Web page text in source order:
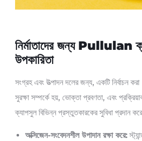
নির্মাতাদের জন্য Pullulan
উপকারিতা
সংগ্রহ এবং উত্পাদন দলের জন্য, একটি নির্বাচন করা
সুরক্ষা সম্পর্কে হয়, ভোক্তা প্রবণতা, এবং
ক্যাপসুল বিভিন্ন প্রস্তুতকারকের সুবিধা প্রদান
অক্সিজেন-সংবেদনশীল উপাদান রক্ষা করে: